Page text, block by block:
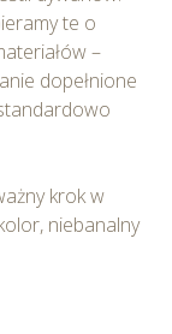
te o
–
dopełnione
krok w
niebanalny